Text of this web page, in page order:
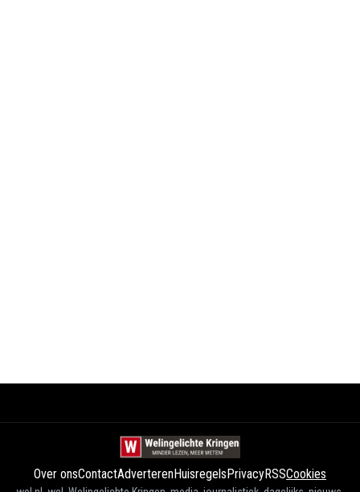
Over onsContactAdverterenHuisregelsPrivacyRSSCookies